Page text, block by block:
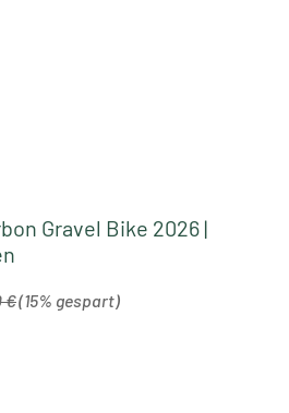
Gravel Bike 2026 |
€(15% gespart)